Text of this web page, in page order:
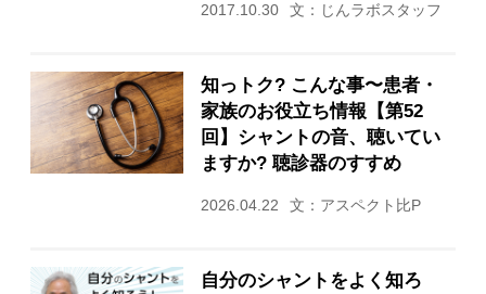
2017.10.30 文：じんラボスタッフ
知っトク? こんな事〜患者・
家族のお役立ち情報【第52
回】シャントの音、聴いてい
ますか? 聴診器のすすめ
2026.04.22 文：アスペクト比P
自分のシャントをよく知ろ